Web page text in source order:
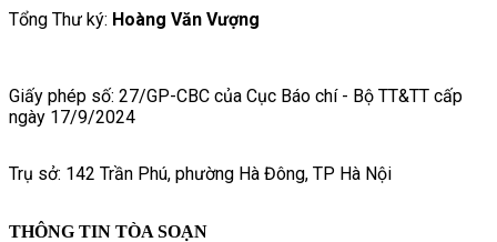
Tổng Thư ký: Hoàng Văn Vượng
Giấy phép số: 27/GP-CBC của Cục Báo chí - Bộ TT&TT cấp
ngày 17/9/2024
Trụ sở: 142 Trần Phú, phường Hà Đông, TP Hà Nội
THÔNG TIN TÒA SOẠN